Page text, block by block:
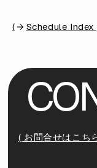
( Schedule Index
CO
( お問合せはこち